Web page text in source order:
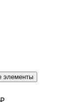
элементы